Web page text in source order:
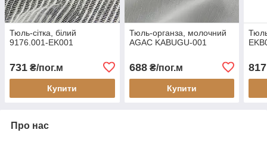
Тюль-сітка, білий
9176.001-EK001
731 ₴/пог.м
Купити
Тюль-органза, молочний
AGAC KABUGU-001
688₴/пог.м
Купити
817
Про нас